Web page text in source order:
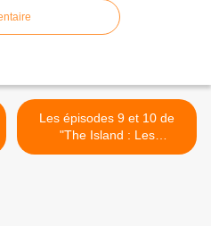
Les épisodes 9 et 10 de
"The Island : Les
nauffragés" diffusés ce soir